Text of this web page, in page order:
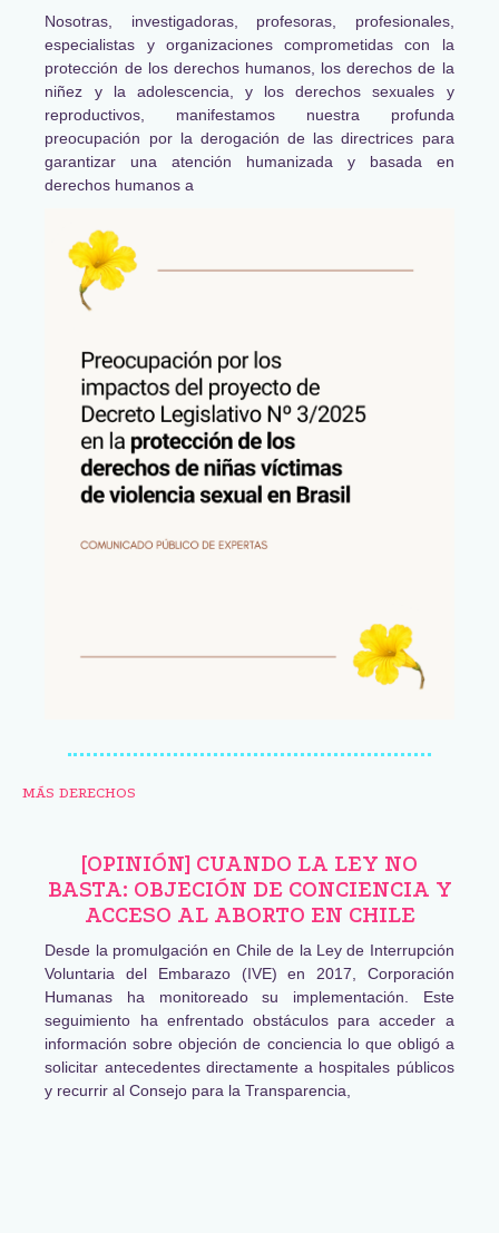
Nosotras, investigadoras, profesoras, profesionales,
especialistas y organizaciones comprometidas con la
protección de los derechos humanos, los derechos de la
niñez y la adolescencia, y los derechos sexuales y
reproductivos, manifestamos nuestra profunda
preocupación por la derogación de las directrices para
garantizar una atención humanizada y basada en
derechos humanos a
MÁS DERECHOS
[OPINIÓN] CUANDO LA LEY NO
BASTA: OBJECIÓN DE CONCIENCIA Y
ACCESO AL ABORTO EN CHILE
Desde la promulgación en Chile de la Ley de Interrupción
Voluntaria del Embarazo (IVE) en 2017, Corporación
Humanas ha monitoreado su implementación. Este
seguimiento ha enfrentado obstáculos para acceder a
información sobre objeción de conciencia lo que obligó a
solicitar antecedentes directamente a hospitales públicos
y recurrir al Consejo para la Transparencia,